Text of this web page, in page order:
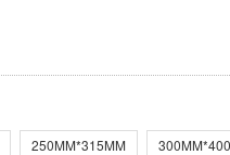
250MM*315MM